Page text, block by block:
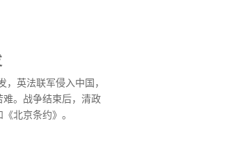
英法联军侵入中国，
。战争结束后，清政
北京条约》。